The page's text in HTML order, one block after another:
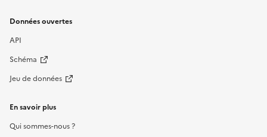
Données ouvertes
API
Schéma
Jeu de données
En savoir plus
Qui sommes-nous ?